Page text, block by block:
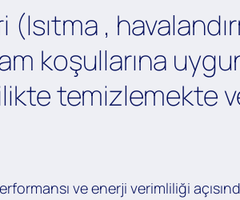
(Isıtma ,
koşullarına
temizlemekte
ve enerji verimliliği